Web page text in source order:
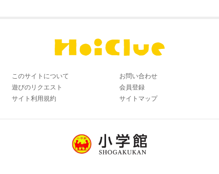
このサイトについて
お問い合わせ
遊びのリクエスト
会員登録
サイト利用規約
サイトマップ